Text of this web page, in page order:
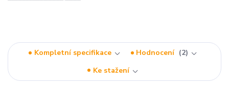
Kompletní specifikace Hodnocení
2
Ke stažení